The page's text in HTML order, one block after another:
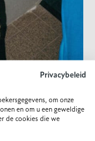
Privacybeleid
om onze
en om u een geweldige
de cookies die we